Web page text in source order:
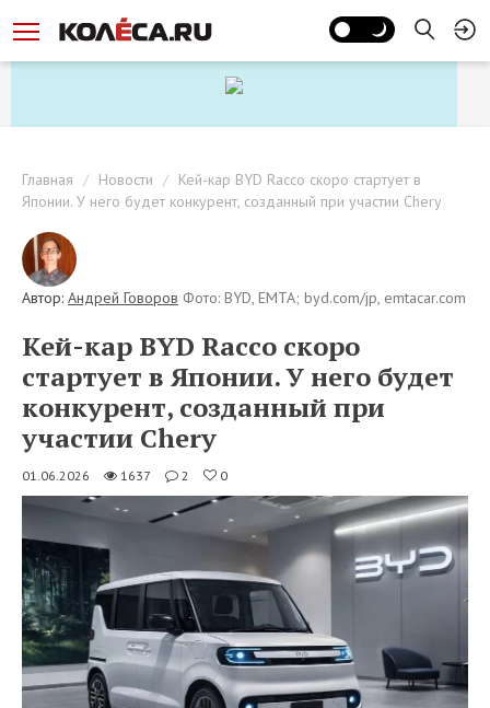
Главная Новости
Кей-кар BYD Racco скоро стартует в
Японии. У него будет конкурент, созданный при участии Chery
Автор: Андрей Говоров Фото: BYD, EMTA; byd.com/jp, emtacar.com
Кей-кар BYD Racco скоро
стартует в Японии. У него будет
конкурент, созданный при
участии Chery
01.06.2026 1637 2 0